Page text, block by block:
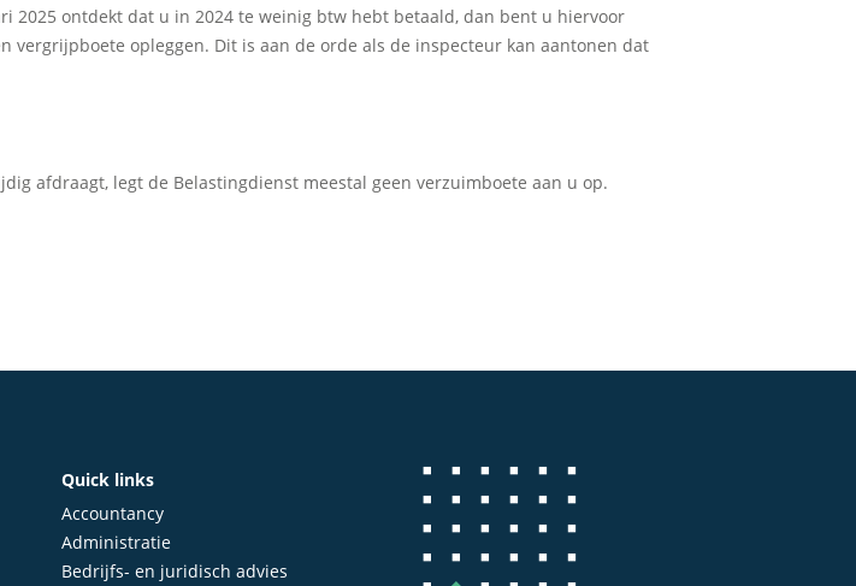
2025 ontdekt dat u in 2024 te weinig btw hebt betaald, dan bent u hiervoor
vergrijpboete opleggen. Dit is aan de orde als de inspecteur kan aantonen dat
afdraagt, legt de Belastingdienst meestal geen verzuimboete aan u op.
Quick links
Accountancy
Administratie
Bedrijfs- en juridisch advies